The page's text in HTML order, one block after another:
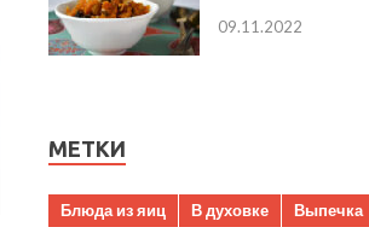
09.11.2022
МЕТКИ
Блюда из яиц В духовке
Выпечка